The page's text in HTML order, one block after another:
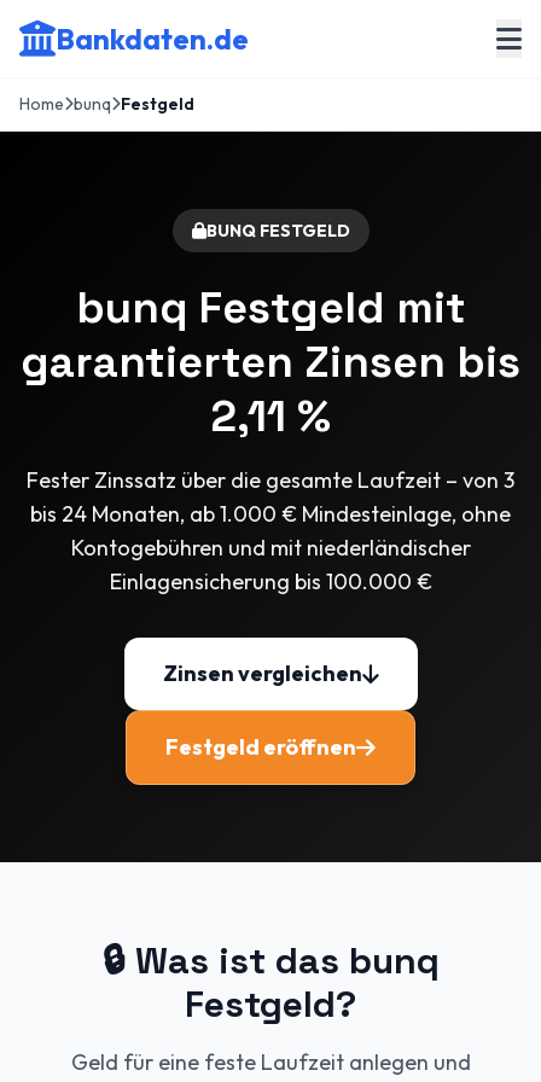
Bankdaten.de
Home bunq Festgeld
BUNQ FESTGELD
bunq Festgeld mit
garantierten Zinsen bis
2,11 %
Fester Zinssatz über die gesamte Laufzeit – von 3
bis 24 Monaten, ab 1.000 € Mindesteinlage, ohne
Kontogebühren und mit niederländischer
Einlagensicherung bis 100.000 €
Zinsen vergleichen
Festgeld eröffnen
🔒 Was ist das bunq
Festgeld?
Geld für eine feste Laufzeit anlegen und